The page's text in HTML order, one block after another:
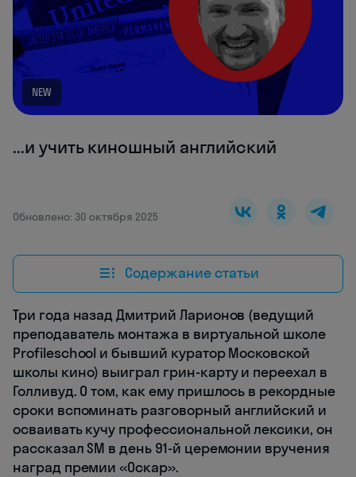
NEW
...и учить киношный английский
Обновлено: 30 октября 2025
Содержание статьи
Три года назад Дмитрий Ларионов (ведущий
преподаватель монтажа в виртуальной школе
Profileschool и бывший куратор Московской
школы кино) выиграл грин-карту и переехал в
Голливуд. О том, как ему пришлось в рекордные
сроки вспоминать разговорный английский и
осваивать кучу профессиональной лексики, он
рассказал SM в день 91-й церемонии вручения
наград премии «Оскар».